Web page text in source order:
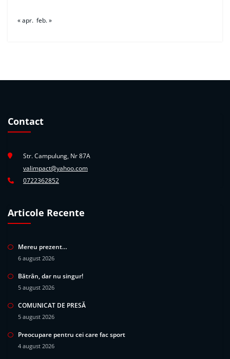
« apr. feb. »
Contact
Str. Campulung, Nr 87A
valimpact@yahoo.com
0722362852
Articole Recente
Mereu prezent…
6 august 2026
Bătrân, dar nu singur!
5 august 2026
COMUNICAT DE PRESĂ
5 august 2026
Preocupare pentru cei care fac sport
4 august 2026